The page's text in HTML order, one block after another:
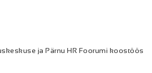
ja Pärnu HR Foorumi koostöös